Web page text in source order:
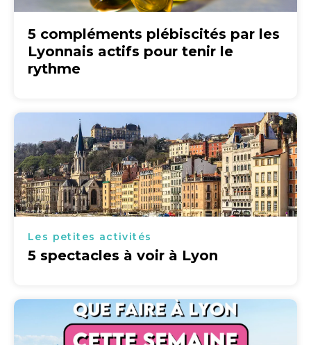
5 compléments plébiscités par les
Lyonnais actifs pour tenir le
rythme
Les petites activités
5 spectacles à voir à Lyon